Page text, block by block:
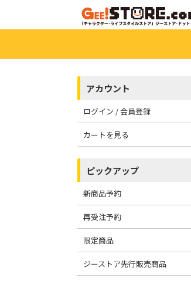
アカウント
ログイン / 会員登録
カートを見る
ピックアップ
新商品予約
再受注予約
限定商品
ジーストア先行販売商品